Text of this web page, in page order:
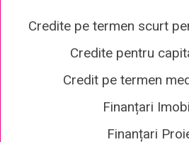
Credite pe termen scurt
Credite pentru
Credit pe termen
Finanțari
Finanțari